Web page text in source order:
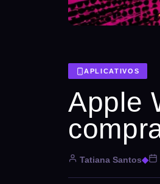
APLICATIVOS
Apple
Tatiana Santos◆